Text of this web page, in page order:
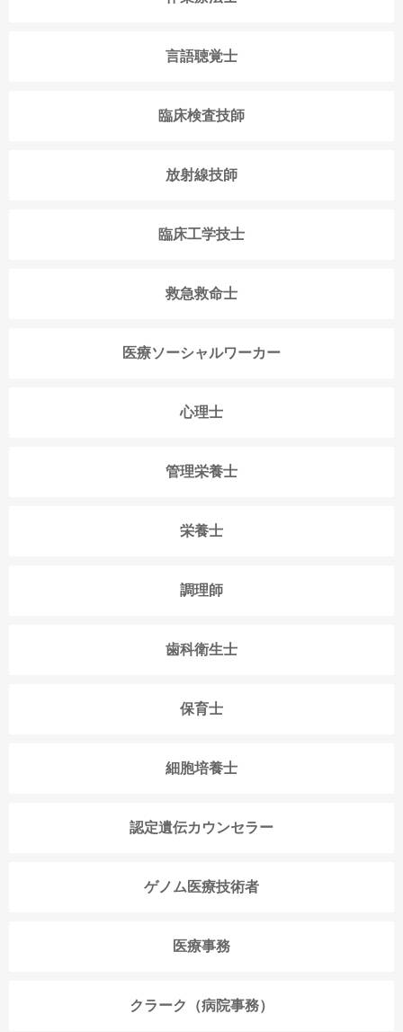
言語聴覚士
臨床検査技師
放射線技師
臨床工学技士
救急救命士
医療ソーシャルワーカー
心理士
管理栄養士
栄養士
調理師
歯科衛生士
保育士
細胞培養士
認定遺伝カウンセラー
ゲノム医療技術者
医療事務
クラーク（病院事務）